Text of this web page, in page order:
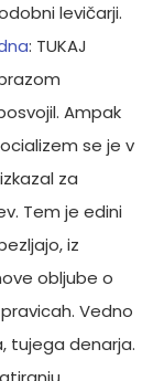
levičarji.
: TUKAJ
Ampak
se je v
za
Tem je edini
iz
obljube o
Vedno
tujega denarja.